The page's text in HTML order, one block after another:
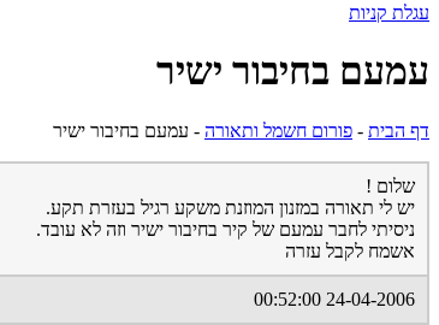
עגלת קניות
עמעם בחיבור ישיר
דף הבית - פורום חשמל ותאורה - עמעם בחיבור ישיר
שלום !
יש לי תאורה במזנון המוזנת משקע רגיל בעזרת תקע.
ניסיתי לחבר עמעם של קיר בחיבור ישיר וזה לא עובד.
אשמח לקבל עזרה
24-04-2006 00:52:00